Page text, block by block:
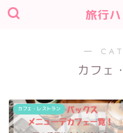
旅行
―
カフェ
カフェ・レストラン